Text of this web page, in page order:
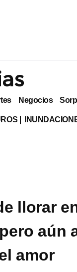
Negocios
llorar
aún
amor